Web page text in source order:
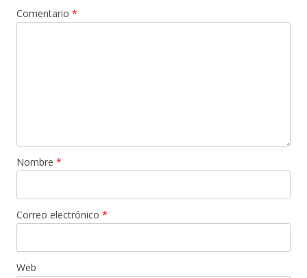
Comentario *
Nombre *
Correo electrónico *
Web